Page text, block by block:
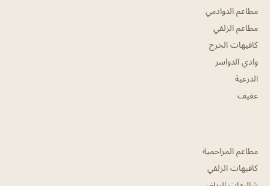
مطاعم الدوادمي
مطاعم الزلفي
كافيهات الخرج
وادي الدواسر
الدرعية
عفيف
مطاعم المزاحمية
كافيهات الزلفي